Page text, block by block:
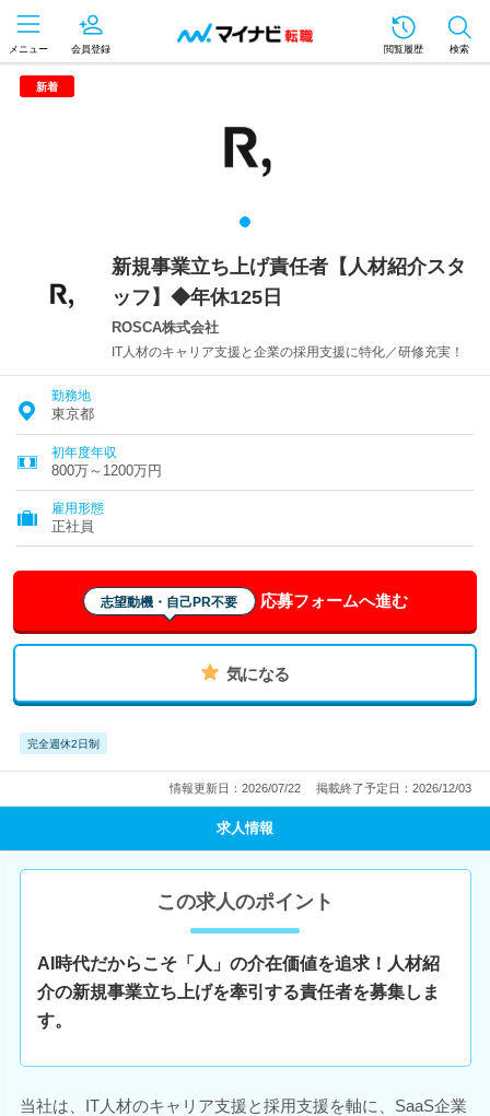
メニュー 会員登録 閲覧履歴 検索
新着
新規事業立ち上げ責任者【人材紹介スタ
ッフ】◆年休125日
ROSCA株式会社
IT人材のキャリア支援と企業の採用支援に特化／研修充実！
勤務地
東京都
初年度年収
800万～1200万円
雇用形態
正社員
志望動機・自己PR不要 応募フォームへ進む
気になる
完全週休2日制
情報更新日：2026/07/22 掲載終了予定日：2026/12/03
求人情報
この求人のポイント
AI時代だからこそ「人」の介在価値を追求！人材紹
介の新規事業立ち上げを牽引する責任者を募集しま
す。
当社は、IT人材のキャリア支援と採用支援を軸に、SaaS企業